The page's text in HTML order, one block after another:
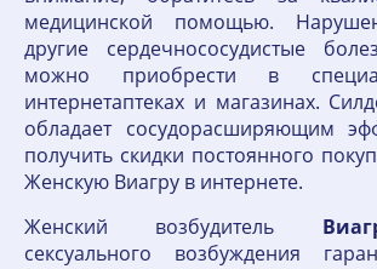
медицинской помощью.
другие сердечнососудистые
можно приобрести в
интернетаптеках и магазинах.
обладает сосудорасширяющим
получить скидки постоянного
Женскую Виагру в интернете.
Женский возбудитель
сексуального возбуждения